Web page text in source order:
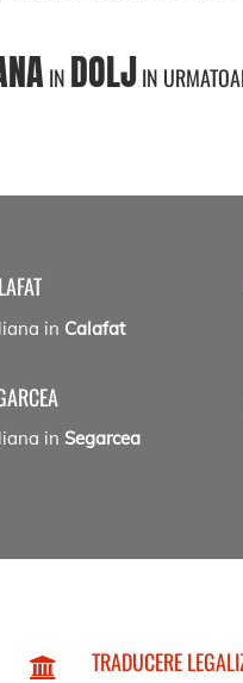
IN DOLJIN
in Calafat
in Segarcea
TRADUCERE